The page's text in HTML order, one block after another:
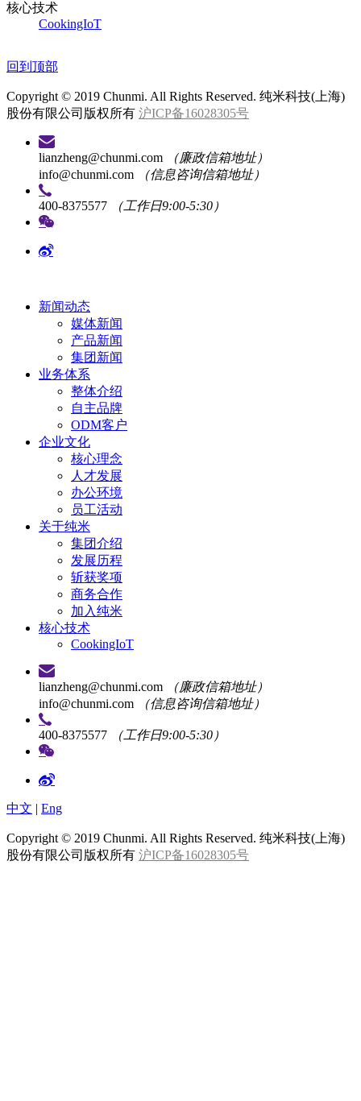
核心技术
CookingIoT
回到顶部
Copyright © 2019 Chunmi. All Rights Reserved. 纯米科技(上海)
股份有限公司版权所有 沪ICP备16028305号
lianzheng@chunmi.com
（廉政信箱地址）
info@chunmi.com
（信息咨询信箱地址）
400-8375577 （工作日9:00-5:30）
新闻动态
媒体新闻
产品新闻
集团新闻
业务体系
整体介绍
自主品牌
ODM客户
企业文化
核心理念
人才发展
办公环境
员工活动
关于纯米
集团介绍
发展历程
斩获奖项
商务合作
加入纯米
核心技术
CookingIoT
lianzheng@chunmi.com
（廉政信箱地址）
info@chunmi.com
（信息咨询信箱地址）
400-8375577 （工作日9:00-5:30）
中文 | Eng
Copyright © 2019 Chunmi. All Rights Reserved. 纯米科技(上海)
股份有限公司版权所有 沪ICP备16028305号